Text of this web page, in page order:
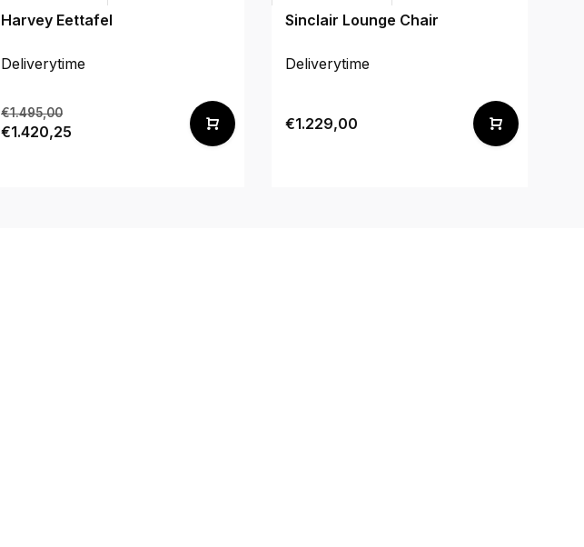
Harvey Eettafel
Deliverytime
€1.495,00
€1.420,25
Sinclair Lounge Chair
Deliverytime
€1.229,00